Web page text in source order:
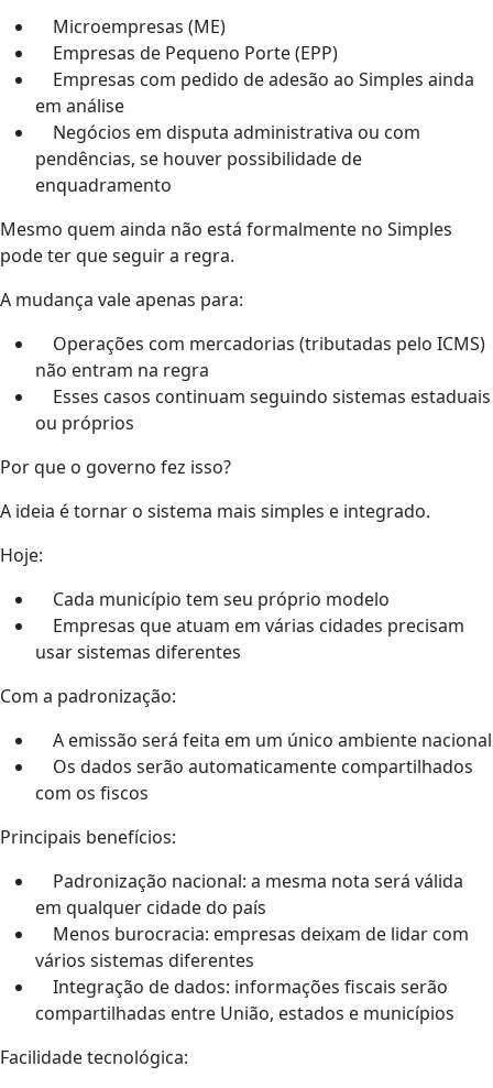
Microempresas (ME)
Empresas de Pequeno Porte (EPP)
Empresas com pedido de adesão ao Simples ainda
em análise
Negócios em disputa administrativa ou com
pendências, se houver possibilidade de
enquadramento
Mesmo quem ainda não está formalmente no Simples
pode ter que seguir a regra.
A mudança vale apenas para:
Operações com mercadorias (tributadas pelo ICMS)
não entram na regra
Esses casos continuam seguindo sistemas estaduais
ou próprios
Por que o governo fez isso?
A ideia é tornar o sistema mais simples e integrado.
Hoje:
Cada município tem seu próprio modelo
Empresas que atuam em várias cidades precisam
usar sistemas diferentes
Com a padronização:
A emissão será feita em um único ambiente nacional
Os dados serão automaticamente compartilhados
com os fiscos
Principais benefícios:
Padronização nacional: a mesma nota será válida
em qualquer cidade do país
Menos burocracia: empresas deixam de lidar com
vários sistemas diferentes
Integração de dados: informações fiscais serão
compartilhadas entre União, estados e municípios
Facilidade tecnológica: